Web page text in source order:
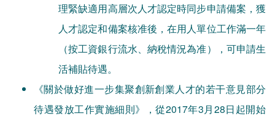
理緊缺適用高層次人才認定時同步申請備案，獲
人才認定和備案核准後，在用人單位工作滿一年
（按工資銀行流水、納稅情況為准），可申請生
活補貼待遇。
《關於做好進一步集聚創新創業人才的若干意見部分
待遇發放工作實施細則》，從2017年3月28日起開始